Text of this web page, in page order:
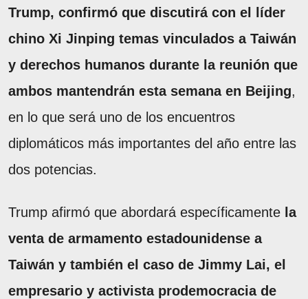
Trump, confirmó que discutirá con el líder
chino Xi Jinping temas vinculados a Taiwán
y derechos humanos durante la reunión que
ambos mantendrán esta semana en Beijing,
en lo que será uno de los encuentros
diplomáticos más importantes del año entre las
dos potencias.
Trump afirmó que abordará específicamente la
venta de armamento estadounidense a
Taiwán y también el caso de Jimmy Lai, el
empresario y activista prodemocracia de